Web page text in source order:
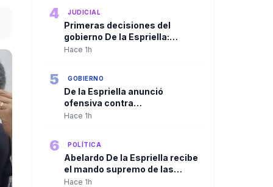
4 JUDICIAL
Primeras decisiones del
gobierno De la Espriella:
Trasladan a más de 100
Hace 1h
5 GOBIERNO
De la Espriella anunció
ofensiva contra
organizaciones criminales y
Hace 1h
6 POLÍTICA
Abelardo De la Espriella recibe
el mando supremo de las
Fuerzas Militares en solemne
Hace 1h